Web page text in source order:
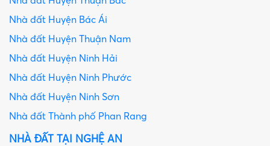
Nhà đất Huyện Bác Ái
Nhà đất Huyện Thuận Nam
Nhà đất Huyện Ninh Hải
Nhà đất Huyện Ninh Phước
Nhà đất Huyện Ninh Sơn
Nhà đất Thành phố Phan Rang
NHÀ ĐẤT TẠI NGHỆ AN